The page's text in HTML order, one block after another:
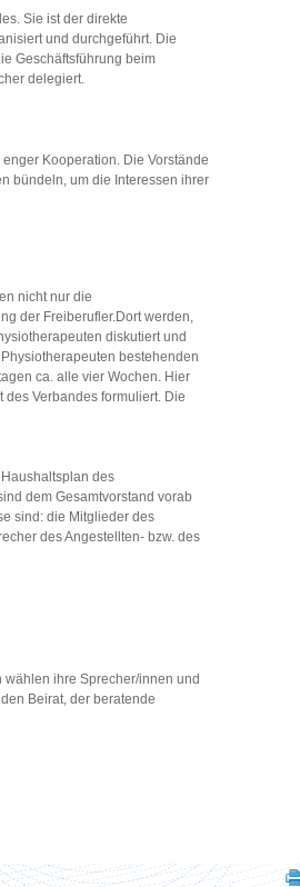
Sie ist der direkte
und durchgeführt. Die
Geschäftsführung beim
delegiert.
Kooperation. Die Vorstände
bündeln, um die Interessen ihrer
nicht nur die
der Freiberufler.Dort werden,
diskutiert und
bestehenden
ca. alle vier Wochen. Hier
Verbandes formuliert. Die
des
dem Gesamtvorstand vorab
sind: die Mitglieder des
des Angestellten- bzw. des
ihre Sprecher/innen und
Beirat, der beratende